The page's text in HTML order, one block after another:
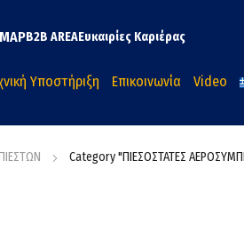
MAPB2B AREAΕυκαιρίες Καριέρας
Υποστήριξη Επικοινωνία Video
Category "ΠΙΕΣΟΣΤΑΤΕΣ